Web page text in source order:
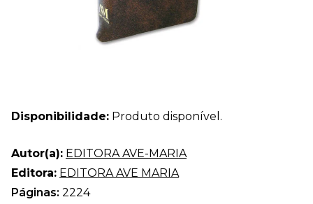
Disponibilidade: Produto disponível.
Autor(a): EDITORA AVE-MARIA
Editora: EDITORA AVE MARIA
Páginas: 2224